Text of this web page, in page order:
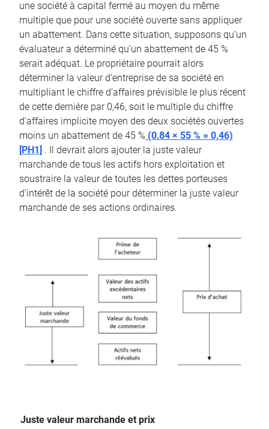
une société à capital fermé au moyen du même
multiple que pour une société ouverte sans appliquer
un abattement. Dans cette situation, supposons qu’un
évaluateur a déterminé qu’un abattement de 45 %
serait adéquat. Le propriétaire pourrait alors
déterminer la valeur d’entreprise de sa société en
multipliant le chiffre d’affaires prévisible le plus récent
de cette dernière par 0,46, soit le multiple du chiffre
d’affaires implicite moyen des deux sociétés ouvertes
moins un abattement de 45 % (0,84 × 55 % = 0,46)
[PH1] . Il devrait alors ajouter la juste valeur
marchande de tous les actifs hors exploitation et
soustraire la valeur de toutes les dettes porteuses
d’intérêt de la société pour déterminer la juste valeur
marchande de ses actions ordinaires.
Juste valeur marchande et prix